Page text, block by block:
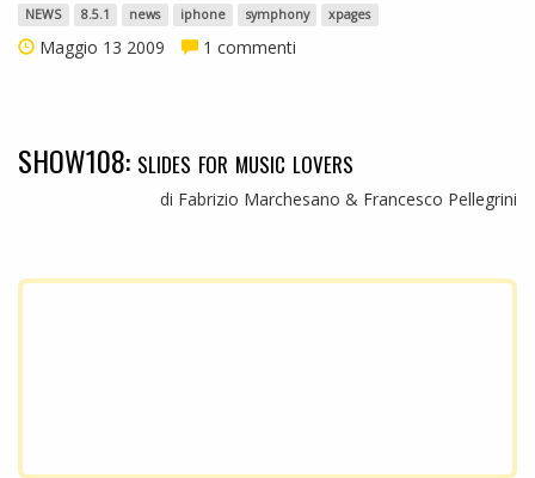
NEWS 8.5.1 news iphone symphony xpages
Maggio 13 2009 1 commenti
SHOW108: slides for music lovers
di Fabrizio Marchesano & Francesco Pellegrini